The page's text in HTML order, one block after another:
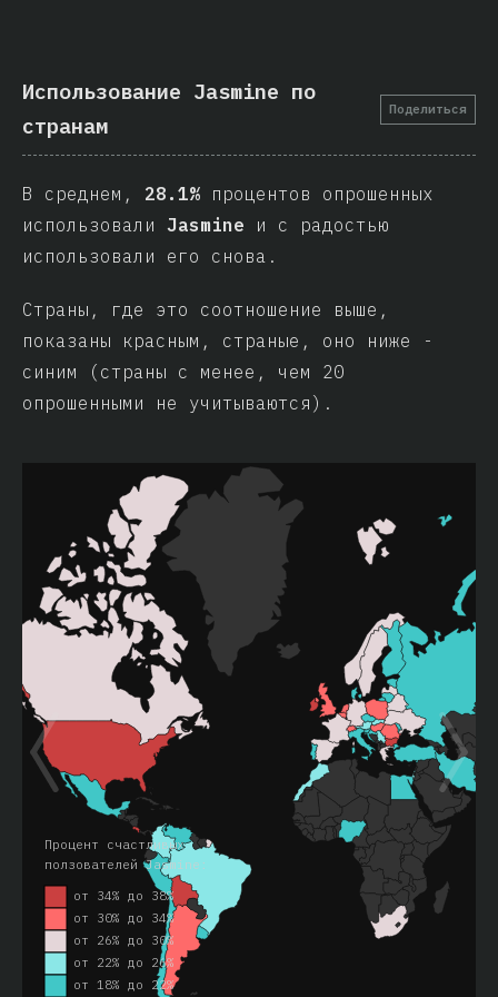
Использование Jasmine по
странам
Поделиться
В среднем, 28.1% процентов опрошенных
использовали Jasmine и с радостью
использовали его снова.
Страны, где это соотношение выше,
показаны красным, страные, оно ниже -
синим (страны с менее, чем 20
опрошенными не учитываются).